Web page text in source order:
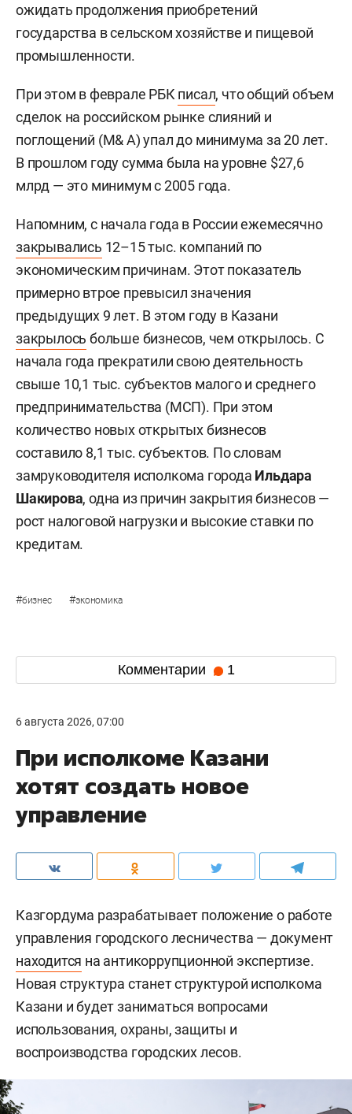
ожидать продолжения приобретений
государства в сельском хозяйстве и пищевой
промышленности.
При этом в феврале РБК писал, что общий объем
сделок на российском рынке слияний и
поглощений (M& A) упал до минимума за 20 лет.
В прошлом году сумма была на уровне $27,6
млрд — это минимум с 2005 года.
Напомним, с начала года в России ежемесячно
закрывались 12–15 тыс. компаний по
экономическим причинам. Этот показатель
примерно втрое превысил значения
предыдущих 9 лет. В этом году в Казани
закрылось больше бизнесов, чем открылось. С
начала года прекратили свою деятельность
свыше 10,1 тыс. субъектов малого и среднего
предпринимательства (МСП). При этом
количество новых открытых бизнесов
составило 8,1 тыс. субъектов. По словам
замруководителя исполкома города Ильдара
Шакирова, одна из причин закрытия бизнесов —
рост налоговой нагрузки и высокие ставки по
кредитам.
#бизнес #экономика
Комментарии 1
6 августа 2026, 07:00
При исполкоме Казани
хотят создать новое
управление
Казгордума разрабатывает положение о работе
управления городского лесничества — документ
находится на антикоррупционной экспертизе.
Новая структура станет структурой исполкома
Казани и будет заниматься вопросами
использования, охраны, защиты и
воспроизводства городских лесов.